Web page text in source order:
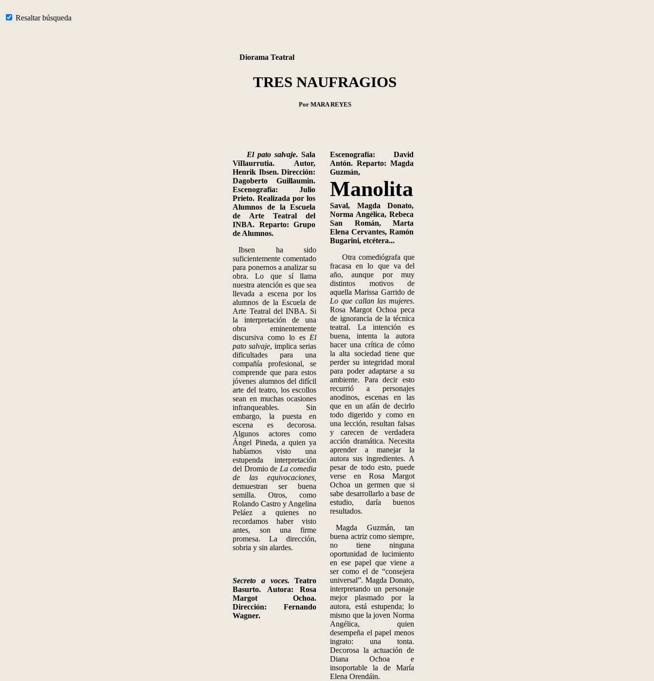
Resaltar búsqueda
Diorama Teatral
TRES NAUFRAGIOS
Por MARA REYES
El pato salvaje. Sala
ViIlaurrutia. Autor,
Henrik Ibsen. Dirección:
Dagoberto Guillaumin.
Escenografía: Julio
Prieto. Realizada por los
Alumnos de la Escuela
de Arte Teatral del
INBA. Reparto: Grupo
de Alumnos.
Ibsen ha sido
suficientemente comentado
para ponernos a analizar su
obra. Lo que sí llama
nuestra atención es que sea
llevada a escena por los
alumnos de la Escuela de
Arte Teatral del INBA. Si
la interpretación de una
obra eminentemente
discursiva como lo es El
pato salvaje, implica serias
dificultades para una
compañía profesional, se
comprende que para estos
jóvenes alumnos del difícil
arte del teatro, los escollos
sean en muchas ocasiones
infranqueables. Sin
embargo, la puesta en
escena es decorosa.
Algunos actores como
Ángel Pineda, a quien ya
habíamos visto una
estupenda interpretación
del Dromio de La comedia
de las equivocaciones,
demuestran ser buena
semilla. Otros, como
Rolando Castro y Angelina
Peláez a quienes no
recordamos haber visto
antes, son una firme
promesa. La dirección,
sobria y sin alardes.
Secreto a voces.Teatro
Basurto. Autora: Rosa
Margot Ochoa.
Dirección: Fernando
Wagner.
Escenografía: David
Antón. Reparto: Magda
Guzmán,
Manolita
Saval, Magda Donato,
Norma Angélica, Rebeca
San Román, Marta
Elena Cervantes, Ramón
Bugarini, etcétera...
Otra comediógrafa que
fracasa en lo que va del
año, aunque por muy
distintos motivos de
aquella Marissa Garrido de
Lo que callan las mujeres.
Rosa Margot Ochoa peca
de ignorancia de la técnica
teatral. La intención es
buena, intenta la autora
hacer una crítica de cómo
la alta sociedad tiene que
perder su integridad moral
para poder adaptarse a su
ambiente. Para decir esto
recurrió a personajes
anodinos, escenas en las
que en un afán de decirlo
todo digerido y como en
una lección, resultan falsas
y carecen de verdadera
acción dramática. Necesita
aprender a manejar la
autora sus ingredientes. A
pesar de todo esto, puede
verse en Rosa Margot
Ochoa un germen que si
sabe desarrollarlo a base de
estudio, daría buenos
resultados.
Magda Guzmán, tan
buena actriz como siempre,
no tiene ninguna
oportunidad de lucimiento
en ese papel que viene a
ser como el de “consejera
universal”. Magda Donato,
interpretando un personaje
mejor plasmado por la
autora, está estupenda; lo
mismo que la joven Norma
Angélica, quien
desempeña el papel menos
ingrato: una tonta.
Decorosa la actuación de
Diana Ochoa e
insoportable la de María
Elena Orendáin.